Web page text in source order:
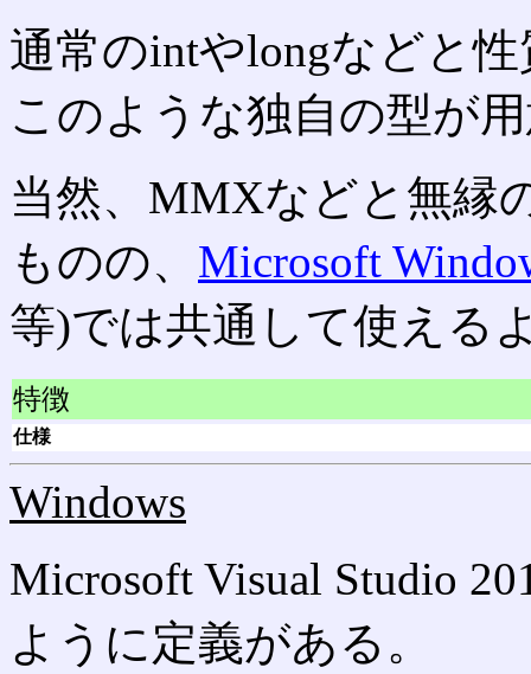
通常のintやlongなどと
このような独自の型が
当然、MMXなどと無縁
ものの、 Microsoft
等)では共通して使える
特徴
仕様
Windows
Microsoft Visual Studio
ように定義がある。